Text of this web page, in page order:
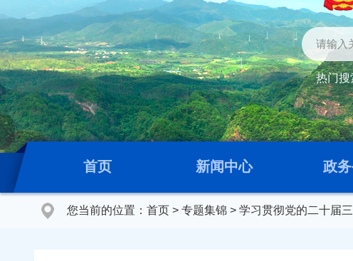
热门搜
首页 新闻中心 政
您当前的位置： 首页 > 专题集锦 > 学习贯彻党的二十届